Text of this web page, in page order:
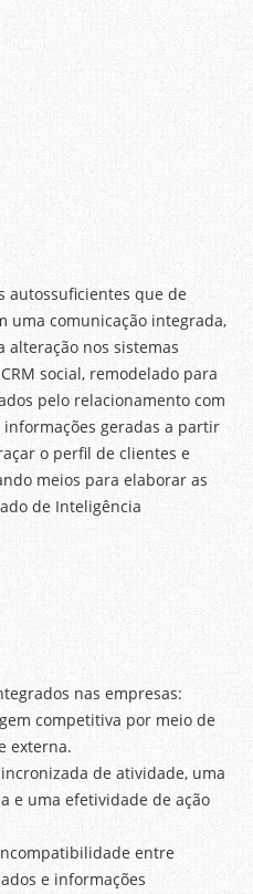
autossuficientes que de
uma comunicação integrada,
alteração nos sistemas
social, remodelado para
pelo relacionamento com
geradas a partir
o perfil de clientes e
meios para elaborar as
de Inteligência
nas empresas:
competitiva por meio de
externa.
de atividade, uma
e uma efetividade de ação
entre
e informações